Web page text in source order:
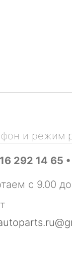
и режим
292 14 65 •
с 9.00 до